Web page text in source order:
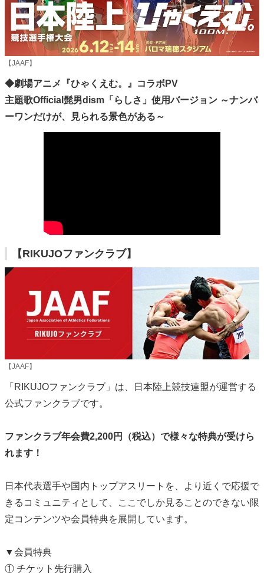
【JAAF】
◆劇場アニメ『ひゃくえむ。』コラボPV
主題歌Official髭男dism「らしさ」使用バージョン ～ナンバ
ーワンだけが、見られる景色がある～
【RIKUJOファンクラブ】
【JAAF】
「RIKUJOファンクラブ」は、日本陸上競技連盟が運営する
公式ファンクラブです。
ファンクラブ年会費2,200円（税込）で様々な特典が受けら
れます！
日本代表選手や国内トップアスリートを、より近くで応援で
きるコミュニティとして、ここでしか見ることのできない限
定コンテンツや会員特典を展開しています。
▼会員特典
① チケット先行購入